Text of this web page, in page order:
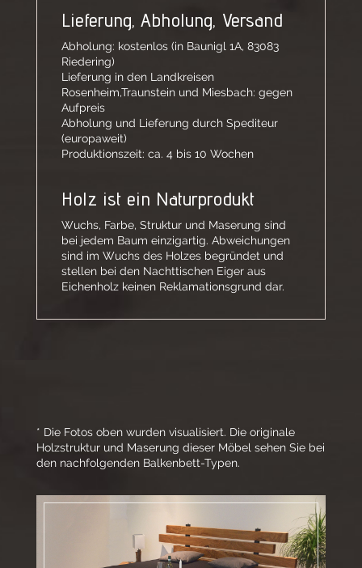
Lieferung, Abholung, Versand
Abholung: kostenlos (in Baunigl 1A, 83083
Riedering)
Lieferung in den Landkreisen
Rosenheim,Traunstein und Miesbach: gegen
Aufpreis
Abholung und Lieferung durch Spediteur
(europaweit)
Produktionszeit: ca. 4 bis 10 Wochen
Holz ist ein Naturprodukt
Wuchs, Farbe, Struktur und Maserung sind
bei jedem Baum einzigartig. Abweichungen
sind im Wuchs des Holzes begründet und
stellen bei den Nachttischen Eiger aus
Eichenholz keinen Reklamationsgrund dar.
* Die Fotos oben wurden visualisiert. Die originale
Holzstruktur und Maserung dieser Möbel sehen Sie bei
den nachfolgenden Balkenbett-Typen.